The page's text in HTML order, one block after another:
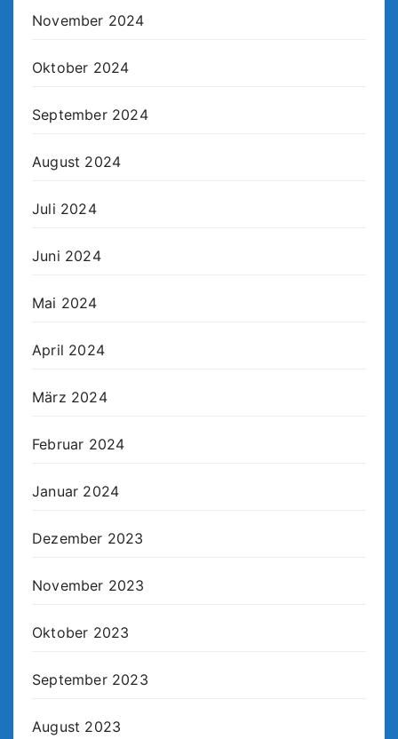
November 2024
Oktober 2024
September 2024
August 2024
Juli 2024
Juni 2024
Mai 2024
April 2024
März 2024
Februar 2024
Januar 2024
Dezember 2023
November 2023
Oktober 2023
September 2023
August 2023